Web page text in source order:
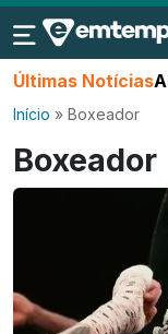
Últimas Notícias
Início » Boxeador
Boxeador